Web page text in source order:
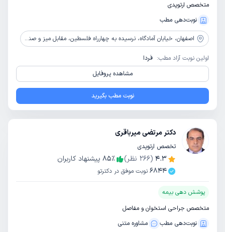
متخصص ارتوپدی
نوبت‌دهی مطب
اصفهان، خیابان آمادگاه، نرسیده به چهارراه فلسطین، مقابل میز و صندلی دوریس، ساختمان آسمان
اولین نوبت آزاد مطب: فردا
مشاهده پروفایل
نوبت مطب بگیرید
دکتر مرتضی میرباقری
تخصص ارتوپدی
4.3
(
266 نظر) 85٪
پیشنهاد کاربران
6844 نوبت موفق در دکترتو
پوشش دهی بیمه
متخصص جراحی استخوان و مفاصل
نوبت‌دهی مطب
مشاوره‌ متنی